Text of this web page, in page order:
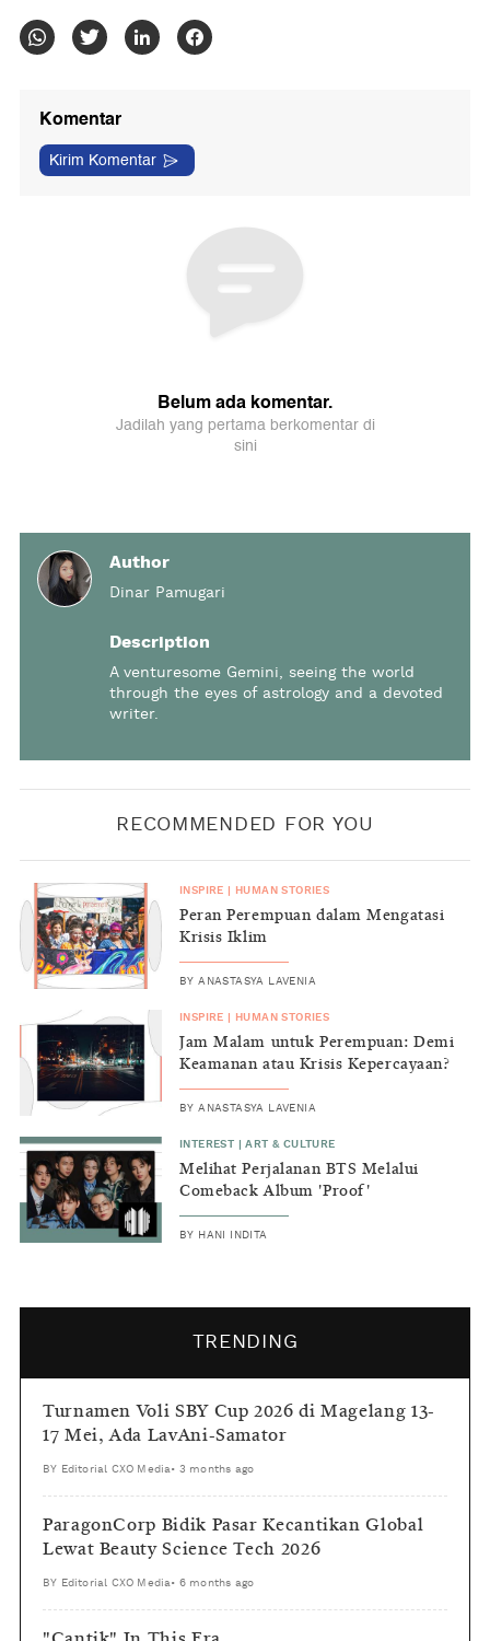
Author
Dinar Pamugari
Description
A venturesome Gemini, seeing the world
through the eyes of astrology and a devoted
writer.
RECOMMENDED FOR YOU
INSPIRE HUMAN STORIES
Peran Perempuan dalam Mengatasi
Krisis Iklim
BYANASTASYA LAVENIA
INSPIRE HUMAN STORIES
Jam Malam untuk Perempuan: Demi
Keamanan atau Krisis Kepercayaan?
BYANASTASYA LAVENIA
INTEREST |ART & CULTURE
Melihat Perjalanan BTS Melalui
Comeback Album 'Proof'
BY HANI INDITA
TRENDING
Turnamen Voli SBY Cup 2026 di Magelang 13-
17 Mei, Ada LavAni-Samator
BY Editorial CXO Media • 3 months ago
ParagonCorp Bidik Pasar Kecantikan Global
Lewat Beauty Science Tech 2026
BY Editorial CXO Media • 6 months ago